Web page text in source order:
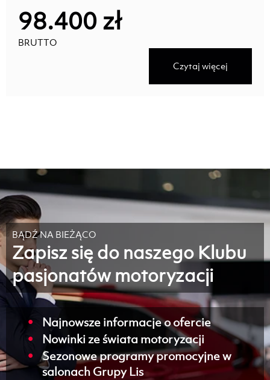
98.400 zł
BRUTTO
Czytaj więcej
BĄDŹ NA BIEŻĄCO
Zapisz się do naszego Klubu
pasjonatów motoryzacji
Najnowsze informacje o ofercie
Nowinki ze świata motoryzacji
Sezonowe programy promocyjne w
salonach Grupy Lis